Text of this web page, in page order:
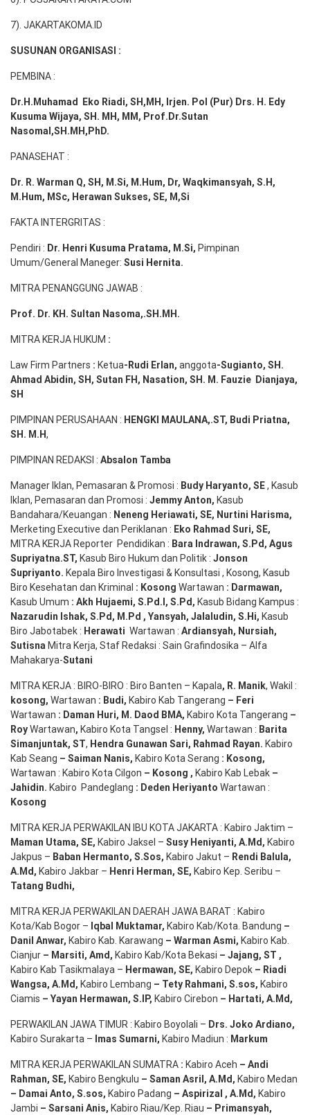
7). JAKARTAKOMA.ID
SUSUNAN ORGANISASI :
PEMBINA :
Dr.H.Muhamad Eko Riadi, SH,MH , Irjen. Pol (Pur) Drs. H. Edy
Kusuma Wijaya, SH. MH, MM, Prof. Dr.Sutan
Nasomal,SH.MH,PhD.
PANASEHAT :
Dr. R. Warman Q, SH, M.Si, M.Hum, Dr, Waqkimansyah, S.H,
M.Hum, MSc, Herawan Sukses, SE, M,Si
FAKTA INTERGRITAS :
Pendiri : Dr. Henri Kusuma Pratama, M.Si, Pimpinan
Umum/General Maneger: Susi Hernita.
MITRA PENANGGUNG JAWAB :
Prof. Dr. KH. Sultan Nasoma,.SH.MH.
MITRA KERJA HUKUM :
Law Firm Partners : Ketua-Rudi Erlan, anggota-Sugianto, SH.
Ahmad Abidin, SH, Sutan FH, Nasation, SH. M. Fauzie Dianjaya,
SH
PIMPINAN PERUSAHAAN : HENGKI MAULANA,.ST, Budi Priatna,
SH . M.H,
PIMPINAN REDAKSI : Absalon Tamba
Manager Iklan, Pemasaran & Promosi : Budy Haryanto, SE, Kasub
Iklan, Pemasaran dan Promosi : Jemmy Anton, Kasub
Bandahara/Keuangan : Neneng Heriawati, SE, Nurtini Harisma,
Merketing Executive dan Periklanan : Eko Rahmad Suri, SE,
MITRA KERJA Reporter Pendidikan : Bara Indrawan, S.Pd , Agus
Supriyatna.ST, Kasub Biro Hukum dan Politik : Jonson
Supriyanto. Kepala Biro Investigasi & Konsultasi , Kosong, Kasub
Biro Kesehatan dan Kriminal : Kosong Wartawan : Darmawan,
Kasub Umum : Akh Hujaemi, S.Pd.I, S.Pd , Kasub Bidang Kampus :
Nazarudin Ishak, S.Pd , M.Pd , Yansyah, Jalaludin, S.Hi, Kasub
Biro Jabotabek : Herawati Wartawan : Ardiansyah, Nursiah,
Sutisna Mitra Kerja, Staf Redaksi : Sain Grafindosika – Alfa
Mahakarya-Sutani
MITRA KERJA : BIRO-BIRO : Biro Banten – Kapala, R. Manik, Wakil :
kosong, Wartawan : Budi, Kabiro Kab Tangerang – Feri
Wartawan : Daman Huri, M. Daod BMA, Kabiro Kota Tangerang –
RoyWartawan, Kabiro Kota Tangsel : Henny, Wartawan : Barita
Simanjuntak, ST, Hendra Gunawan Sari, Rahmad Rayan. Kabiro
Kab Seang – Saiman Nanis, Kabiro Kota Serang : Kosong,
Wartawan : Kabiro Kota Cilgon – Kosong , Kabiro Kab Lebak –
Jahidin. Kabiro Pandeglang : Deden Heriyanto Wartawan :
Kosong
MITRA KERJA PERWAKILAN IBU KOTA JAKARTA : Kabiro Jaktim –
Maman Utama, SE, Kabiro Jaksel – Susy Heniyanti, A.Md , Kabiro
Jakpus – Baban Hermanto, S.Sos, Kabiro Jakut – Rendi Balula,
A.Md , Kabiro Jakbar – Henri Herman, SE, Kabiro Kep. Seribu –
Tatang Budhi,
MITRA KERJA PERWAKILAN DAERAH JAWA BARAT : Kabiro
Kota/Kab Bogor – Iqbal Muktamar, Kabiro Kab/Kota. Bandung –
Danil Anwar, Kabiro Kab. Karawang – Warman Asmi, Kabiro Kab.
Cianjur – Marsiti, Amd , Kabiro Kab/Kota Bekasi – Jajang, ST ,
Kabiro Kab Tasikmalaya – Hermawan, SE, Kabiro Depok – Riadi
Wangsa, A.Md , Kabiro Lembang – Tety Rahmani, S.sos, Kabiro
Ciamis – Yayan Hermawan, S.IP, Kabiro Cirebon – Hartati, A.Md ,
PERWAKILAN JAWA TIMUR : Kabiro Boyolali – Drs. Joko Ardiano,
Kabiro Surakarta – Imas Sumarni, Kabiro Madiun : Markum
MITRA KERJA PERWAKILAN SUMATRA : Kabiro Aceh – Andi
Rahman, SE, Kabiro Bengkulu – Saman Asril , A.Md , Kabiro Medan
– Damai Anto, S.sos, Kabiro Padang – Aspirizal , A.Md , Kabiro
Jambi – Sarsani Anis, Kabiro Riau/Kep. Riau – Primansyah,